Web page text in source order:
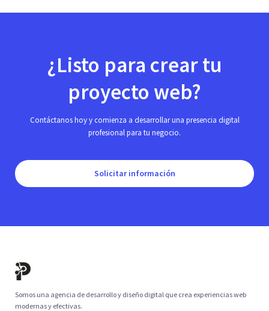
¿Listo para crear tu
proyecto web?
Contáctanos hoy y comienza a desarrollar una presencia digital
profesional para tu negocio.
Solicitar información
Somos una agencia de desarrollo y diseño digital que crea experiencias web
modernas y efectivas.